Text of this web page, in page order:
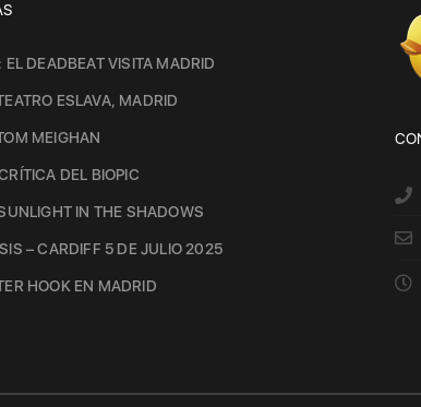
EL DEADBEAT VISITA MADRID
ESLAVA, MADRID
MEIGHAN
DEL BIOPIC
IN THE SHADOWS
– CARDIFF 5 DE JULIO 2025
HOOK EN MADRID